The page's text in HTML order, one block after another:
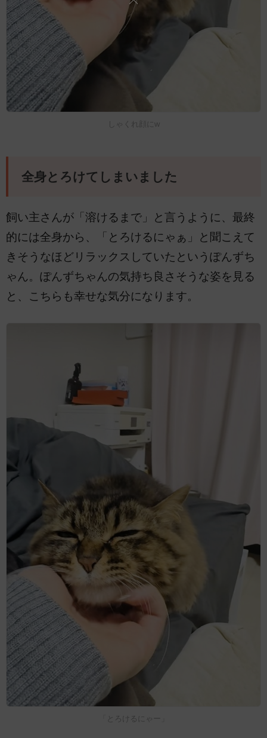
しゃくれ顔にw
全身とろけてしまいました
飼い主さんが「溶けるまで」と言うように、最終
的には全身から、「とろけるにゃぁ」と聞こえて
きそうなほどリラックスしていたというぽんずち
ゃん。ぽんずちゃんの気持ち良さそうな姿を見る
と、こちらも幸せな気分になります。
「とろけるにゃー」